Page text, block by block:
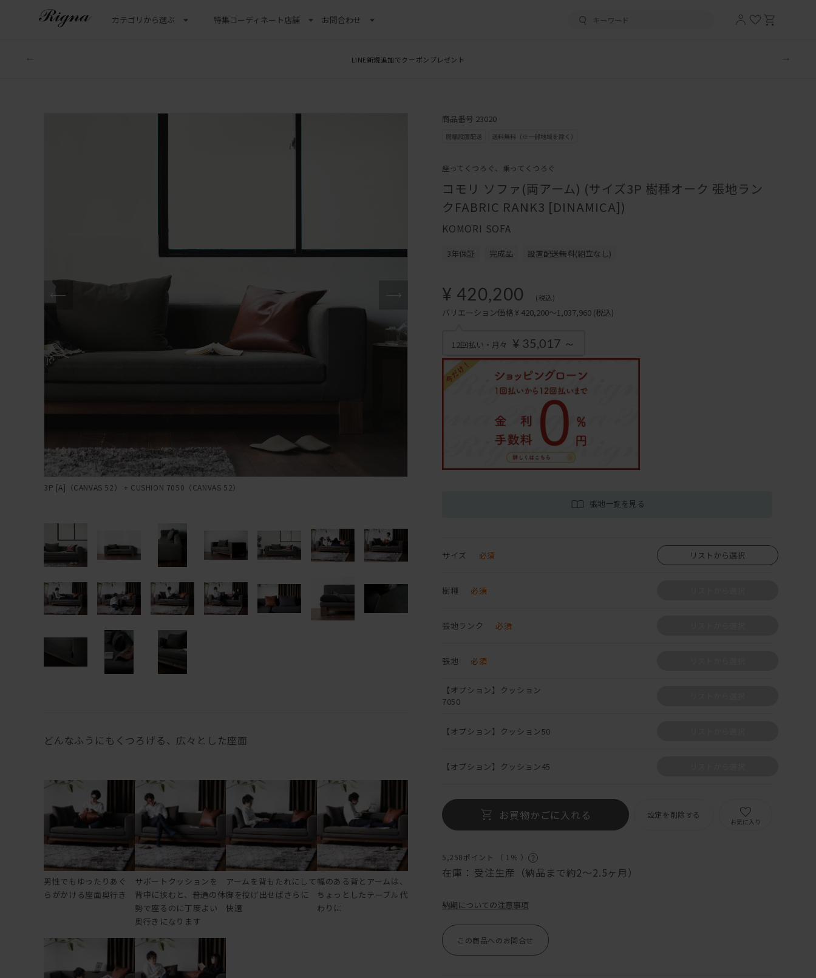
カテゴリから選ぶ 特集コーディネート店舗 お問合わせ
LINE新規追加でクーポンプレゼント
3P [A]（CANVAS 52） + CUSHION 7050（CANVAS 52）
どんなふうにもくつろげる、広々とした座面
男性でもゆったりあぐ
らがかける座面奥行き
サポートクッションを
背中に挟むと、普通の体
勢で座るのに丁度よい
奥行きになります
アームを背もたれにして
脚を投げ出せばさらに
快適
幅のある背とアームは、
ちょっとしたテーブル代
わりに
商品番号 23020
座ってくつろぐ、乗ってくつろぐ
コモリ ソファ(両アーム) (サイズ3P 樹種オーク 張地ラン
クFABRIC RANK3 [DINAMICA])
KOMORI SOFA
3年保証 完成品 設置配送無料(組立なし)
¥ 420,200 (税込)
バリエーション価格 ¥ 420,200～1,037,960 (税込)
12回払い・月々 ¥ 35,017 ～
張地一覧を見る
サイズ 必須 リストから選択
樹種 必須
張地ランク 必須
張地 必須
【オプション】クッション
7050
【オプション】クッション50
【オプション】クッション45
お買物かごに入れる 設定を削除する
お気に入り
5,258ポイント （ 1％ ）
在庫： 受注生産（納品まで約2〜2.5ヶ月）
納期についての注意事項
この商品へのお問合せ